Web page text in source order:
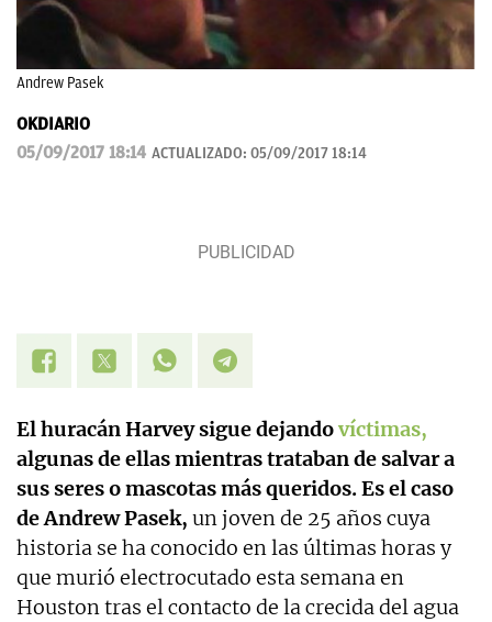
Andrew Pasek
OKDIARIO
05/09/2017 18:14 ACTUALIZADO: 05/09/2017 18:14
El huracán Harvey sigue dejandovíctimas,
algunas de ellas mientras trataban de salvar a
sus seres o mascotas más queridos.Es el caso
de Andrew Pasek, un joven de 25 años cuya
historia se ha conocido en las últimas horas y
que murió electrocutado esta semana en
Houston tras el contacto de la crecida del agua